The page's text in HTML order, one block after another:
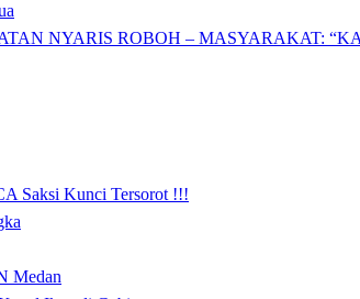
NYARIS ROBOH – MASYARAKAT:
Saksi Kunci Tersorot !!!
Medan